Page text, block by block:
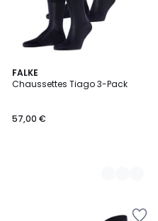
FALKE
Chaussettes Tiago 3-Pack
57,00 €
3
Couleurs